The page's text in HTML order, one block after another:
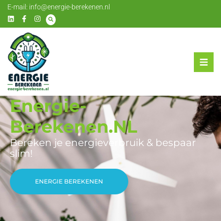
E-mail: info@energie-berekenen.nl
Energie-
Berekenen.NL
Bereken je energieverbruik & bespaar
slim!
ENERGIE BEREKENEN